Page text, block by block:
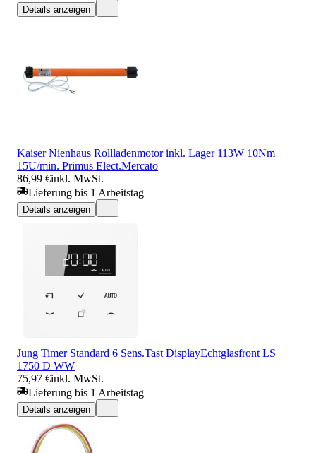
Details anzeigen
Kaiser Nienhaus Rollladenmotor inkl. Lager 113W 10Nm
15U/min. Primus Elect.Mercato
86,99 €inkl. MwSt.
Lieferung bis 1 Arbeitstag
Details anzeigen
Jung Timer Standard 6 Sens.Tast DisplayEchtglasfront LS
1750 D WW
75,97 €inkl. MwSt.
Lieferung bis 1 Arbeitstag
Details anzeigen